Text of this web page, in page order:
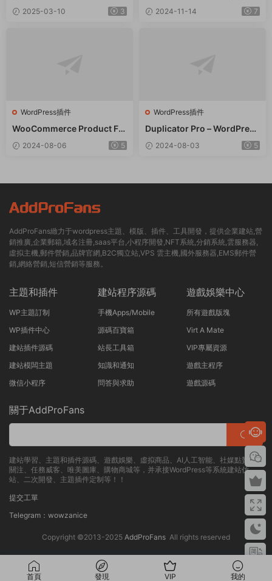
v2.6.4 退款追蹤器插件下載
2025-03-10 3
歌字體本地化GDPR優化 破解
版插件下載
2024-11-14 7
WordPress插件
WooCommerce Product Filt
er 商品篩選器WordPress插
件 – v8.3.0
2024-08-06 5
WordPress插件
Duplicator Pro – WordPress
備份遷移WordPress插件 – v
4.5.15
2024-08-03 5
AddProFans緻力于wordpress主題、模版、插件、工具開發，提供企業建站,營
銷推廣,企業郵箱,域名注冊,saas平台,小程序開發,NFT系統,分銷系統,雲服務器,
虛拟主機,郵件營銷,品牌官網,B2C獨立站,VPS 雲主機,國外服務器,EMS郵件營
銷,網絡營銷,短信營銷等服務。
主題和插件
WP主題訂制
WP插件中心
建站插件源碼
建站模闆主題
微信小程序
建站程序源碼
手機Apps/Mobile
源碼百寶箱
站長工具箱
知識和通知
問答與求助
遊戲娛樂中心
所有遊戲版塊
Virt A Mate
VIP專屬資源
遊戲主程序
遊戲源碼
關于AddProFans
建站學習、主題和插件源碼、遊戲娛樂、虛拟商品、AI人工智能、社媒點贊、
關注、任務威客、唯美圖庫、購物商城等，并承接WordPress等系統建站仿
站、二次開發、主題插件定制等！！
提交工單
Telegram：wowzanice
Copyright ©2013-2025 AddProFans All rights reserved
首頁 發現 VIP 我的